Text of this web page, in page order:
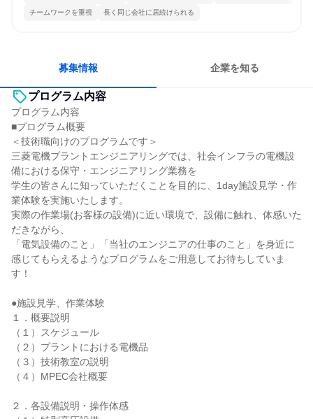
チームワークを重視 長く同じ会社に居続けられる
募集情報 企業を知る
プログラム内容
プログラム内容
■プログラム概要
＜技術職向けのプログラムです＞
三菱電機プラントエンジニアリングでは、社会インフラの電機設
備における保守・エンジニアリング業務を
学生の皆さんに知っていただくことを目的に、1day施設見学・作
業体験を実施いたします。
実際の作業場(お客様の設備)に近い環境で、設備に触れ、体感いた
だきながら、
「電気設備のこと」「当社のエンジニアの仕事のこと」を身近に
感じてもらえるようなプログラムをご用意してお待ちしていま
す！
●施設見学、作業体験
１．概要説明
（１）スケジュール
（２）プラントにおける電機品
（３）技術教室の説明
（４）MPEC会社概要
２．各設備説明・操作体感